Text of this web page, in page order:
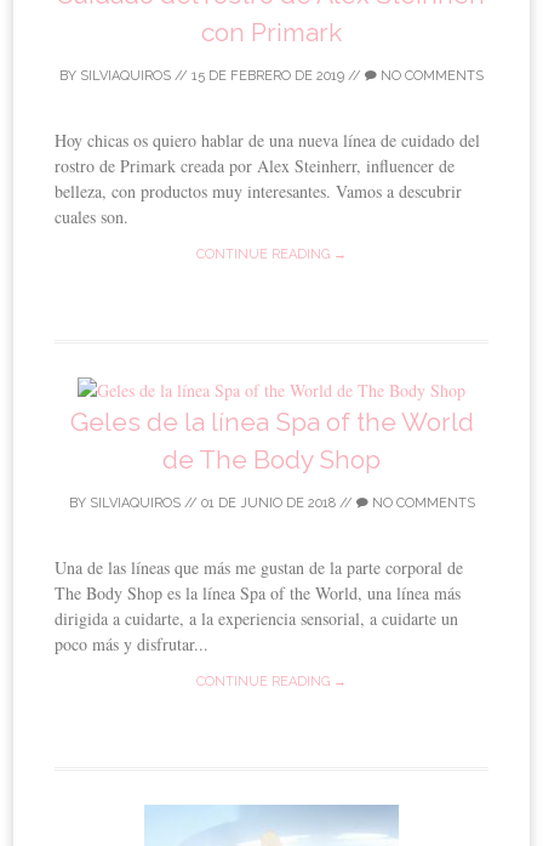
con Primark
BY SILVIAQUIROS // 15 DE FEBRERO DE 2019 // NO COMMENTS
Hoy chicas os quiero hablar de una nueva línea de cuidado del
rostro de Primark creada por Alex Steinherr, influencer de
belleza, con productos muy interesantes. Vamos a descubrir
cuales son.
CONTINUE READING →
Geles de la línea Spa of the World
de The Body Shop
BY SILVIAQUIROS// 01 DE JUNIO DE 2018// NO COMMENTS
Una de las líneas que más me gustan de la parte corporal de
The Body Shop es la línea Spa of the World, una línea más
dirigida a cuidarte, a la experiencia sensorial, a cuidarte un
poco más y disfrutar...
CONTINUE READING →